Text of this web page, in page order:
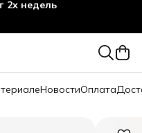
НовостиОплата